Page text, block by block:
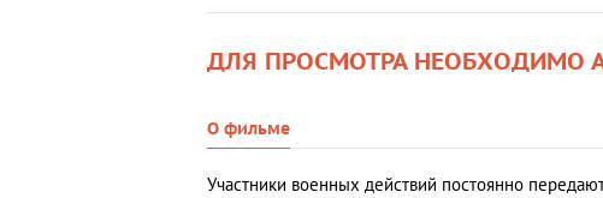
ДЛЯ ПРОСМОТРА НЕОБХОДИМО
О фильме
Участники военных действий постоянно